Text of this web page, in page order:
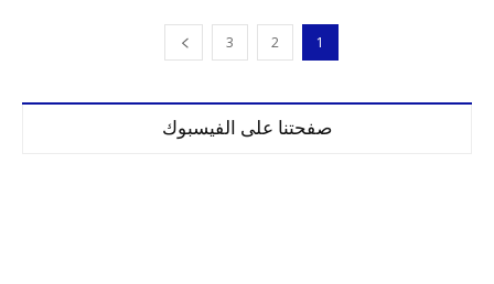
1
2
3
صفحتنا على الفيسبوك